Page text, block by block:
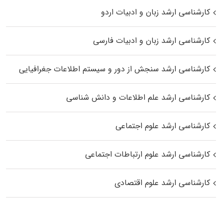
کارشناسی ارشد زبان و ادبیات اردو
کارشناسی ارشد زبان و ادبیات فارسی
کارشناسی ارشد سنجش از دور و سیستم اطلاعات جغرافیایی
کارشناسی ارشد علم اطلاعات و دانش شناسی
کارشناسی ارشد علوم اجتماعی
کارشناسی ارشد علوم ارتباطات اجتماعی
کارشناسی ارشد علوم اقتصادی